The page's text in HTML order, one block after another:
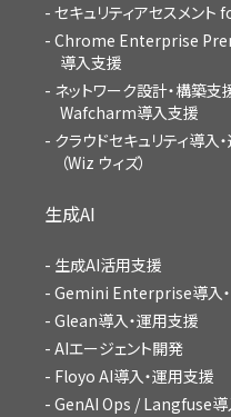
セキュリティアセスメン
Chrome Enterprise
導入支援
ネットワーク設計・構築支
Wafcharm導入支援
クラウドセキュリティ導入
（Wiz ウィズ）
生成AI
生成AI活用支援
Gemini Enterprise導入
Glean導入・運用支援
AIエージェント開発
Floyo AI導入・運用支援
GenAI Ops / Langfuse導